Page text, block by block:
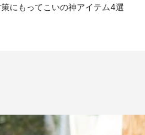
にもってこいの神アイテム4選